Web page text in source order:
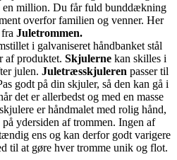
en million. Du får fuld bunddækning
overfor familien og venner. Her
Juletrommen.
i galvaniseret håndbanket stål
af produktet. Skjulerne kan skilles i
julen. Juletræsskjuleren passer til
godt på din skjuler, så den kan gå i
det er allerbedst og med en masse
er håndmalet med rolig hånd,
ydersiden af trommen. Ingen af
ens og kan derfor godt varigere
til at gøre hver tromme unik og flot.